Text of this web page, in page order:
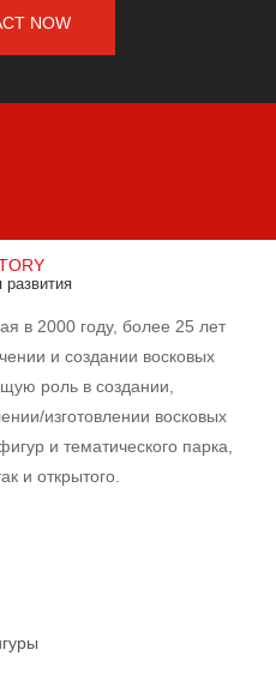
NOW
развития
в 2000 году, более 25 лет
и создании восковых
роль в создании,
изготовлении восковых
и тематического парка,
и открытого.